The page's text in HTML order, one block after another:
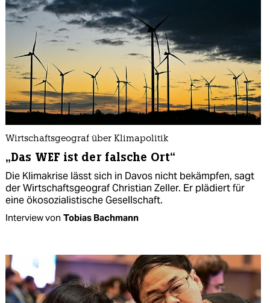
Wirtschaftsgeograf über Klimapolitik
„Das WEF ist der falsche Ort“
Die Klimakrise lässt sich in Davos nicht bekämpfen, sagt
der Wirtschaftsgeograf Christian Zeller. Er plädiert für
eine ökosozialistische Gesellschaft.
Interview von Tobias Bachmann